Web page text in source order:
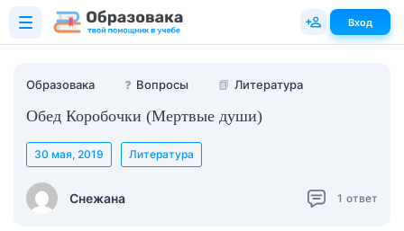
Образовака ❓ Вопросы 📗 Литература
Обед Коробочки (Мертвые души)
Снежана
30 мая, 2019 Литература
1 ответ
Вход